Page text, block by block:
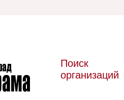
Поиск
организаций